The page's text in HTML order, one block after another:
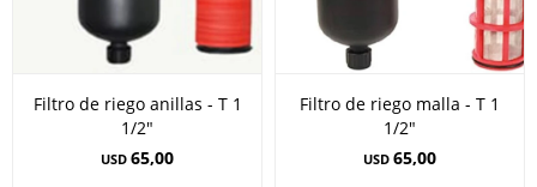
Filtro de riego anillas - T 1
1/2"
USD 65,00
Filtro de riego malla - T 1
1/2"
USD 65,00